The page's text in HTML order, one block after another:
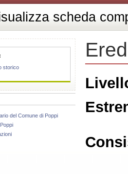
scheda
storico
del Comune di Poppi